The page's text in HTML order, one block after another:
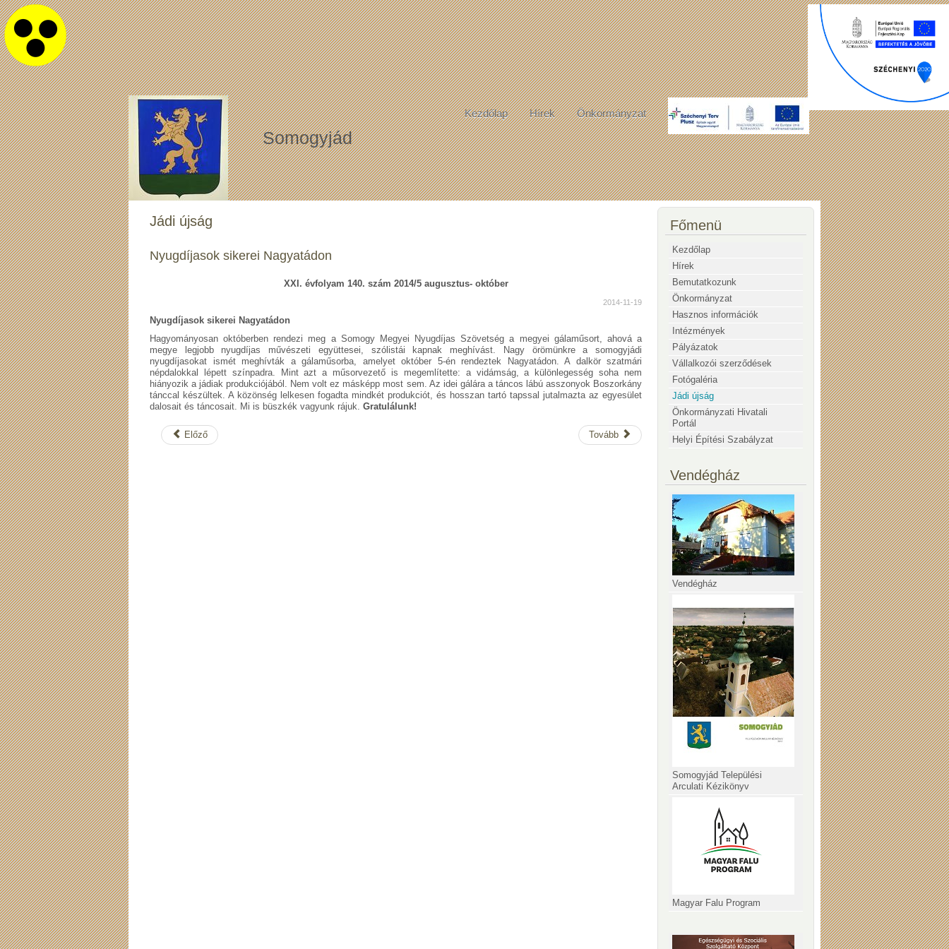
Kezdőlap Hírek Önkormányzat
Somogyjád
Főmenü
Kezdőlap
Hírek
Bemutatkozunk
Önkormányzat
Hasznos információk
Intézmények
Pályázatok
Vállalkozói szerződések
Fotógaléria
Jádi újság
Önkormányzati Hivatali
Portál
Helyi Építési Szabályzat
Vendégház
Vendégház
Somogyjád Települési
Arculati Kézikönyv
Magyar Falu Program
Jádi újság
Nyugdíjasok sikerei Nagyatádon
XXI. évfolyam 140. szám 2014/5 augusztus- október
2014-11-19
Nyugdíjasok sikerei Nagyatádon
Hagyományosan októberben rendezi meg a Somogy Megyei Nyugdíjas Szövetség a megyei gálaműsort, ahová a
megye legjobb nyugdíjas művészeti együttesei, szólistái kapnak meghívást. Nagy örömünkre a somogyjádi
nyugdíjasokat ismét meghívták a gálaműsorba, amelyet október 5-én rendeztek Nagyatádon. A dalkör szatmári
népdalokkal lépett színpadra. Mint azt a műsorvezető is megemlítette: a vidámság, a különlegesség soha nem
hiányozik a jádiak produkciójából. Nem volt ez másképp most sem. Az idei gálára a táncos lábú asszonyok Boszorkány
tánccal készültek. A közönség lelkesen fogadta mindkét produkciót, és hosszan tartó tapssal jutalmazta az egyesület
dalosait és táncosait. Mi is büszkék vagyunk rájuk. Gratulálunk!
Előző Tovább